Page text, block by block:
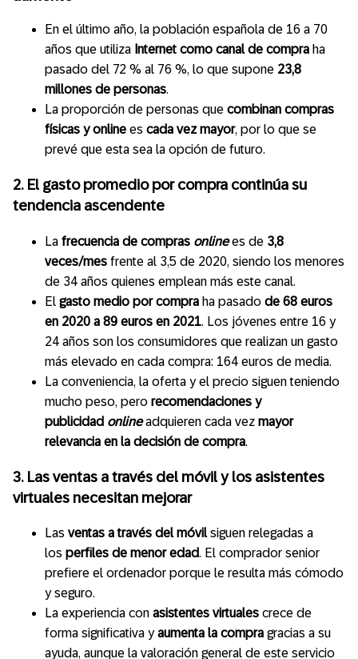
En el último año, la población española de 16 a 70
años que utiliza Internet como canal de compra ha
pasado del 72 % al 76 %, lo que supone 23,8
millones de personas.
La proporción de personas que combinan compras
físicas y online es cada vez mayor, por lo que se
prevé que esta sea la opción de futuro.
2. El gasto promedio por compra continúa su
tendencia ascendente
La frecuencia de compras online es de 3,8
veces/mes frente al 3,5 de 2020, siendo los menores
de 34 años quienes emplean más este canal.
El gasto medio por compra ha pasado de 68 euros
en 2020 a 89 euros en 2021. Los jóvenes entre 16 y
24 años son los consumidores que realizan un gasto
más elevado en cada compra: 164 euros de media.
La conveniencia, la oferta y el precio siguen teniendo
mucho peso, pero recomendaciones y
publicidad onlineadquieren cada vez mayor
relevancia en la decisión de compra.
3. Las ventas a través del móvil y los asistentes
virtuales necesitan mejorar
Las ventas a través del móvil siguen relegadas a
los perfiles de menor edad. El comprador senior
prefiere el ordenador porque le resulta más cómodo
y seguro.
La experiencia con asistentes virtuales crece de
forma significativa yaumenta la compra gracias a su
ayuda, aunque la valoración general de este servicio